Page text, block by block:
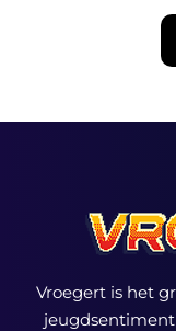
Vroegert is het